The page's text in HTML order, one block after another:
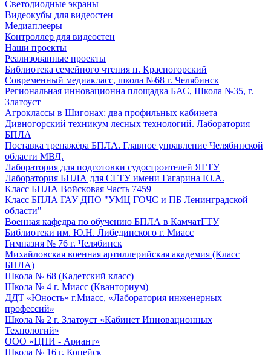
Светодиодные экраны
Видеокубы для видеостен
Медиаплееры
Контроллер для видеостен
Наши проекты
Реализованные проекты
Библиотека семейного чтения п. Красногорский
Современный медиакласс, школа №68 г. Челябинск
Региональная инновационна площадка БАС, Школа №35, г.
Златоуст
Агроклассы в Шигонах: два профильных кабинета
Дивногорский техникум лесных технологий. Лаборатория
БПЛА
Поставка тренажёра БПЛА. Главное управление Челябинской
области МВД.
Лаборатория для подготовки судостроителей ЯГТУ
Лаборатория БПЛА для СГТУ имени Гагарина Ю.А.
Класс БПЛА Войсковая Часть 7459
Класс БПЛА ГАУ ДПО "УМЦ ГОЧС и ПБ Ленинградской
области"
Военная кафедра по обучению БПЛА в КамчатГТУ
Библиотеки им. Ю.Н. Либединского г. Миасс
Гимназия № 76 г. Челябинск
Михайловская военная артиллерийская академия (Класс
БПЛА)
Школа № 68 (Кадетский класс)
Школа № 4 г. Миасс (Кванториум)
ДДТ «Юность» г.Миасс, «Лаборатория инженерных
профессий»
Школа № 2 г. Златоуст «Кабинет Инновационных
Технологий»
ООО «ЦПИ - Ариант»
Школа № 16 г. Копейск